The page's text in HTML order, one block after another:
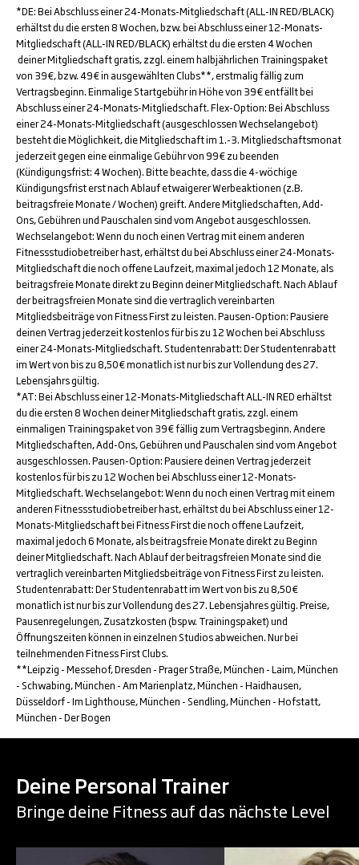
*DE: Bei Abschluss einer 24-Monats-Mitgliedschaft (ALL-IN RED/BLACK)
erhältst du die ersten 8 Wochen, bzw. bei Abschluss einer 12-Monats-
Mitgliedschaft (ALL-IN RED/BLACK) erhältst du die ersten 4 Wochen
deiner Mitgliedschaft gratis, zzgl. einem halbjährlichen Trainingspaket
von 39€, bzw. 49€ in ausgewählten Clubs**, erstmalig fällig zum
Vertragsbeginn. Einmalige Startgebühr in Höhe von 39€ entfällt bei
Abschluss einer 24-Monats-Mitgliedschaft. Flex-Option: Bei Abschluss
einer 24-Monats-Mitgliedschaft (ausgeschlossen Wechselangebot)
besteht die Möglichkeit, die Mitgliedschaft im 1.-3. Mitgliedschaftsmonat
jederzeit gegen eine einmalige Gebühr von 99€ zu beenden
(Kündigungsfrist: 4 Wochen). Bitte beachte, dass die 4-wöchige
Kündigungsfrist erst nach Ablauf etwaigerer Werbeaktionen (z.B.
beitragsfreie Monate / Wochen) greift. Andere Mitgliedschaften, Add-
Ons, Gebühren und Pauschalen sind vom Angebot ausgeschlossen.
Wechselangebot: Wenn du noch einen Vertrag mit einem anderen
Fitnessstudiobetreiber hast, erhältst du bei Abschluss einer 24-Monats-
Mitgliedschaft die noch offene Laufzeit, maximal jedoch 12 Monate, als
beitragsfreie Monate direkt zu Beginn deiner Mitgliedschaft. Nach Ablauf
der beitragsfreien Monate sind die vertraglich vereinbarten
Mitgliedsbeiträge von Fitness First zu leisten. Pausen-Option: Pausiere
deinen Vertrag jederzeit kostenlos für bis zu 12 Wochen bei Abschluss
einer 24-Monats-Mitgliedschaft. Studentenrabatt: Der Studentenrabatt
im Wert von bis zu 8,50€ monatlich ist nur bis zur Vollendung des 27.
Lebensjahrs gültig.
*AT: Bei Abschluss einer 12-Monats-Mitgliedschaft ALL-IN RED erhältst
du die ersten 8 Wochen deiner Mitgliedschaft gratis, zzgl. einem
einmaligen Trainingspaket von 39€ fällig zum Vertragsbeginn. Andere
Mitgliedschaften, Add-Ons, Gebühren und Pauschalen sind vom Angebot
ausgeschlossen. Pausen-Option: Pausiere deinen Vertrag jederzeit
kostenlos für bis zu 12 Wochen bei Abschluss einer 12-Monats-
Mitgliedschaft. Wechselangebot: Wenn du noch einen Vertrag mit einem
anderen Fitnessstudiobetreiber hast, erhältst du bei Abschluss einer 12-
Monats-Mitgliedschaft bei Fitness First die noch offene Laufzeit,
maximal jedoch 6 Monate, als beitragsfreie Monate direkt zu Beginn
deiner Mitgliedschaft. Nach Ablauf der beitragsfreien Monate sind die
vertraglich vereinbarten Mitgliedsbeiträge von Fitness First zu leisten.
Studentenrabatt: Der Studentenrabatt im Wert von bis zu 8,50€
monatlich ist nur bis zur Vollendung des 27. Lebensjahres gültig. Preise,
Pausenregelungen, Zusatzkosten (bspw. Trainingspaket) und
Öffnungszeiten können in einzelnen Studios abweichen. Nur bei
teilnehmenden Fitness First Clubs.
**Leipzig - Messehof, Dresden - Prager Straße, München - Laim, München
- Schwabing, München - Am Marienplatz, München - Haidhausen,
Düsseldorf - Im Lighthouse, München - Sendling, München - Hofstatt,
München - Der Bogen
Deine Personal Trainer
Bringe deine Fitness auf das nächste Level